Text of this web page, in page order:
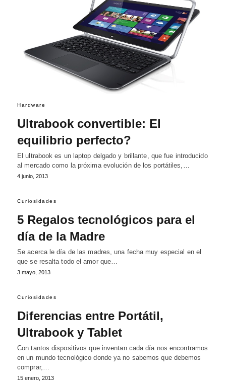
Hardware
Ultrabook convertible: El
equilibrio perfecto?
El ultrabook es un laptop delgado y brillante, que fue introducido
al mercado como la próxima evolución de los portátiles,…
4 junio, 2013
Curiosidades
5 Regalos tecnológicos para el
día de la Madre
Se acerca le día de las madres, una fecha muy especial en el
que se resalta todo el amor que…
3 mayo, 2013
Curiosidades
Diferencias entre Portátil,
Ultrabook y Tablet
Con tantos dispositivos que inventan cada día nos encontramos
en un mundo tecnológico donde ya no sabemos que debemos
comprar,…
15 enero, 2013